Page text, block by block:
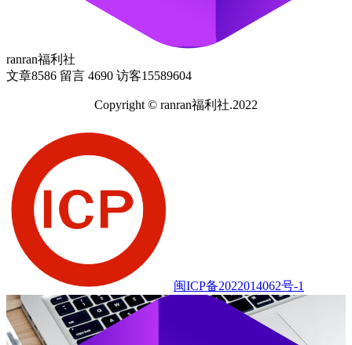
ranran福利社
文章8586 留言 4690 访客15589604
Copyright © ranran福利社.2022
闽ICP备2022014062号-1